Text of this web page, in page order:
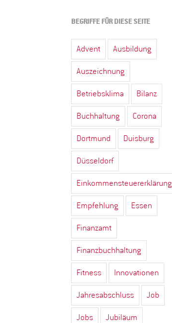
BEGRIFFE FÜR DIESE SEITE
Advent Ausbildung
Auszeichnung
Betriebsklima Bilanz
Buchhaltung Corona
Dortmund Duisburg
Düsseldorf
Einkommensteuererklärung
Empfehlung Essen
Finanzamt
Finanzbuchhaltung
Fitness Innovationen
Jahresabschluss Job
Jobs Jubiläum